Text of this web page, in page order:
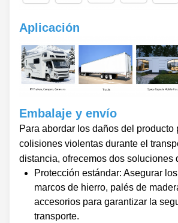
Aplicación
Embalaje y envío
Para abordar los daños del producto
colisiones violentas durante el
distancia, ofrecemos dos soluciones
Protección estándar: Asegurar
marcos de hierro, palés de
accesorios para garantizar la
transporte.